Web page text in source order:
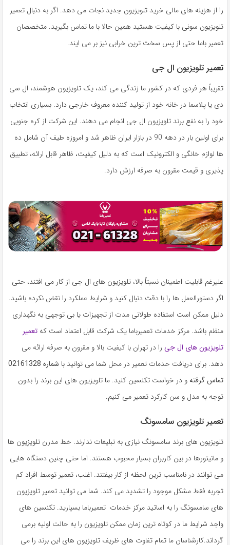
را از هزینه های مالی خرید تلویزیون جدید نجات می دهد. اگر به دنبال تعمیر
تلویزیون سونی با کیفیت هستید همین حالا با ما تماس بگیرید. متخصصان
تعمیر باما حتی از پس سخت ترین خرابی نیز بر می ایند.
تعمیر تلویزیون ال جی
تقریباً هر فردی که در کشور ما زندگی می کند، یک تلویزیون هوشمند، ال سی
دی یا پلاسما در خانه خود از تولید کننده معروف خارجی دارد. بسیاری انتخاب
خود را به نفع برند تلویزیون ال جی انجام می دهند. این شرکت از کره جنوبی
برای اولین بار در دهه 90 در بازار ایران ظاهر شد و امروزه طیف آن شامل ده
ها لوازم خانگی و الکترونیک است که به دلیل کیفیت، ظاهر قابل ارائه، تطبیق
پذیری و قیمت مقرون به صرفه ارزش دارد.
علیرغم قابلیت اطمینان نسبتاً بالا، تلویزیون های ال جی از کار می افتند، حتی
اگر دستورالعمل ها را با دقت دنبال کنید و شرایط عملکرد را نقض نکرده باشید.
دلیل ممکن است استفاده طولانی مدت از تجهیزات یا بی توجهی به نگهداری
منظم باشد. مرکز خدمات تعمیرباما یک شرکت قابل اعتماد است که تعمیر
تلویزیون های ال جی را در تهران با کیفیت بالا و مقرون به صرفه ارائه می
دهد. برای دریافت حدمات تعمیر در محل شما می توانید با
شماره 02161328
تماس گرفتهو در خواست تکنسین کنید. ما تلویزیون های این برند را بدون
توجه به مدل و سن کارکرد تعمیر می کنیم.
تعمیر تلویزیون سامسونگ
تلویزیون های برند سامسونگ نیازی به تبلیغات ندارند. خط مدرن تلویزیون ها
و مانیتورها در بین کاربران بسیار محبوب هستند. اما حتی چنین دستگاه هایی
می توانند در نامناسب ترین لحظه از کار بیفتند. اغلب، تعمیر توسط افراد کم
تجربه فقط مشکل موجود را تشدید می کند. شما می توانید تعمیر تلویزیون
های سامسونگ را به اساتید مرکز خدمات تعمیرباما بسپارید. تکنسین های
واجد شرایط ما در کوتاه ترین زمان ممکن تلویزیون را به حالت اولیه برمی
گرداند.کارشناسان ما تمام تفاوت های ظریف تلویزیون های این برند را می